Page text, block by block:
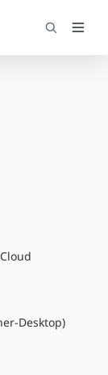
Desktop)